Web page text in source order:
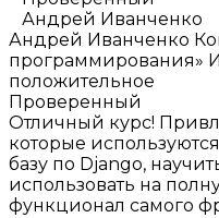
Андрей Иванченко
Андрей Иванченко
программирования»
положительное
Проверенный
Отличный курс!
которые
базу по Django,
использовать на
функционал самого